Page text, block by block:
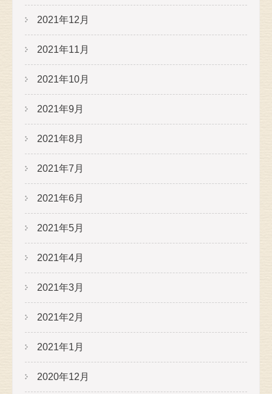
2021年12月
2021年11月
2021年10月
2021年9月
2021年8月
2021年7月
2021年6月
2021年5月
2021年4月
2021年3月
2021年2月
2021年1月
2020年12月